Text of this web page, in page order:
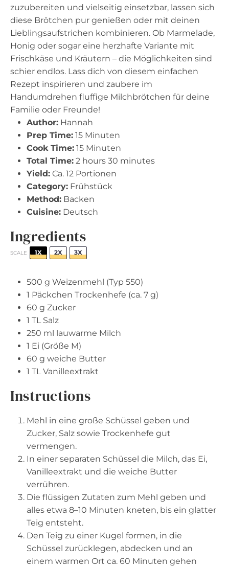
zuzubereiten und vielseitig einsetzbar, lassen sich
diese Brötchen pur genießen oder mit deinen
Lieblingsaufstrichen kombinieren. Ob Marmelade,
Honig oder sogar eine herzhafte Variante mit
Frischkäse und Kräutern – die Möglichkeiten sind
schier endlos. Lass dich von diesem einfachen
Rezept inspirieren und zaubere im
Handumdrehen fluffige Milchbrötchen für deine
Familie oder Freunde!
Author: Hannah
Prep Time: 15 Minuten
Cook Time: 15 Minuten
Total Time: 2 hours 30 minutes
Yield: Ca. 12 Portionen
Category: Frühstück
Method: Backen
Cuisine: Deutsch
Ingredients
SCALE 1X 2X 3X
500 g Weizenmehl (Typ 550)
1 Päckchen Trockenhefe (ca. 7 g)
60 g Zucker
1 TL Salz
250 ml lauwarme Milch
1 Ei (Größe M)
60 g weiche Butter
1 TL Vanilleextrakt
Instructions
Mehl in eine große Schüssel geben und
Zucker, Salz sowie Trockenhefe gut
vermengen.
In einer separaten Schüssel die Milch, das Ei,
Vanilleextrakt und die weiche Butter
verrühren.
Die flüssigen Zutaten zum Mehl geben und
alles etwa 8–10 Minuten kneten, bis ein glatter
Teig entsteht.
Den Teig zu einer Kugel formen, in die
Schüssel zurücklegen, abdecken und an
einem warmen Ort ca. 60 Minuten gehen